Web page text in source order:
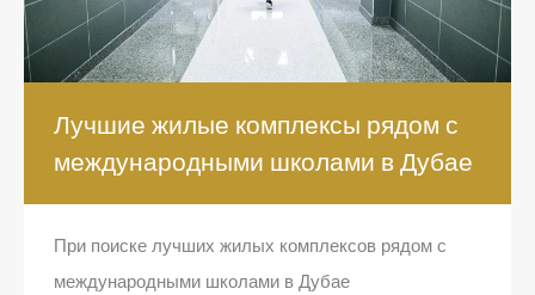
Лучшие жилые комплексы рядом с
международными школами в Дубае
При поиске лучших жилых комплексов рядом с
международными школами в Дубае